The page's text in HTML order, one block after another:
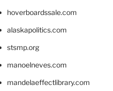
hoverboardssale.com
alaskapolitics.com
stsmp.org
manoelneves.com
mandelaeffectlibrary.com